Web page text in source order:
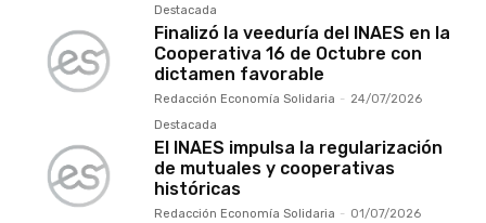
Destacada
Finalizó la veeduría del INAES en la
Cooperativa 16 de Octubre con
dictamen favorable
Redacción Economía Solidaria - 24/07/2026
Destacada
El INAES impulsa la regularización
de mutuales y cooperativas
históricas
Redacción Economía Solidaria - 01/07/2026